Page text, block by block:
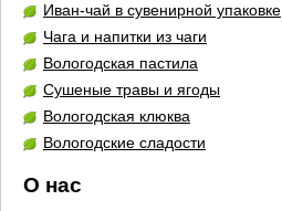
Иван-чай в сувенирной упаковке
Чага и напитки из чаги
Вологодская пастила
Сушеные травы и ягоды
Вологодская клюква
Вологодские сладости
О нас